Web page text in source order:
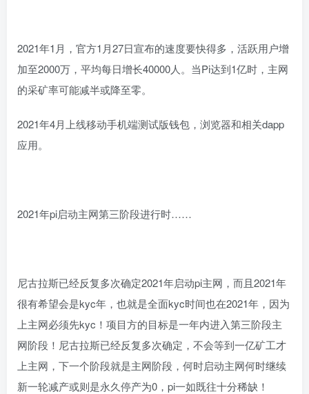
2021年1月，官方1月27日宣布的速度要快得多，活跃用户增
加至2000万，平均每日增长40000人。当Pi达到1亿时，主网
的采矿率可能减半或降至零。
2021年4月上线移动手机端测试版钱包，浏览器和相关dapp
应用。
2021年pi启动主网第三阶段进行时……
尼古拉斯已经反复多次确定2021年启动pi主网，而且2021年
很有希望会是kyc年，也就是全面kyc时间也在2021年，因为
上主网必须先kyc！项目方的目标是一年内进入第三阶段主
网阶段！尼古拉斯已经反复多次确定，不会等到一亿矿工才
上主网，下一个阶段就是主网阶段，何时启动主网何时继续
新一轮减产或则是永久停产为0，pi一如既往十分稀缺！